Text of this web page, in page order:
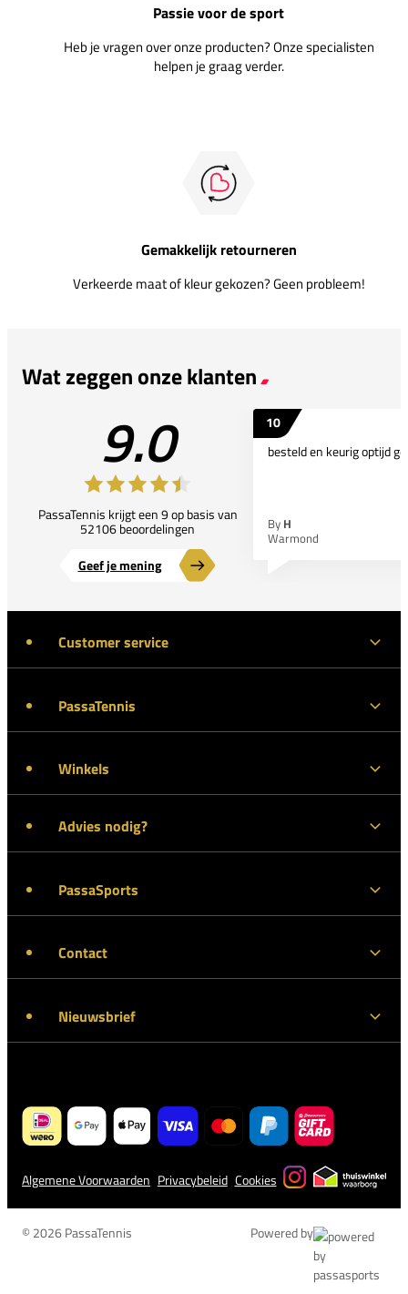
Passie voor de sport
Heb je vragen over onze producten? Onze specialisten
helpen je graag verder.
Gemakkelijk retourneren
Verkeerde maat of kleur gekozen? Geen probleem!
Wat zeggen onze klanten
9.0
PassaTennis krijgt een 9 op basis van
52106 beoordelingen
Geef je mening
10
besteld en keurig optijd
By H
Warmond
Customer service
PassaTennis
Winkels
Advies nodig?
PassaSports
Contact
Nieuwsbrief
Algemene Voorwaarden Privacybeleid Cookies
© 2026 PassaTennis Powered by